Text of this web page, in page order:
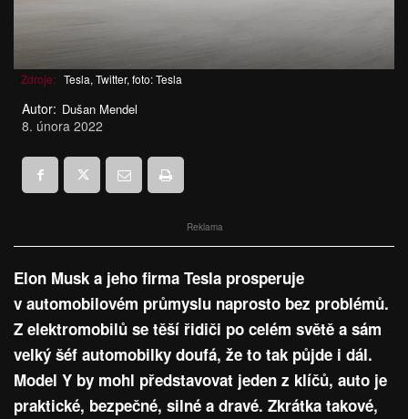
Zdroje: Tesla, Twitter, foto: Tesla
Autor: Dušan Mendel
8. února 2022
Reklama
Elon Musk a jeho firma Tesla prosperuje
v automobilovém průmyslu naprosto bez problémů.
Z elektromobilů se těší řidiči po celém světě a sám
velký šéf automobilky doufá, že to tak půjde i dál.
Model Y by mohl představovat jeden z klíčů, auto je
praktické, bezpečné, silné a dravé. Zkrátka takové,